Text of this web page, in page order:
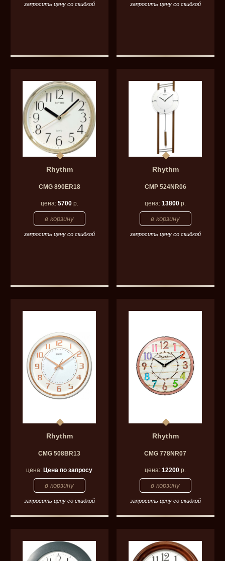
запросить цену со скидкой запросить цену со скидкой
Rhythm
CMG 890ER18
цена: 5700р.
запросить цену со скидкой
Rhythm
CMP 524NR06
цена:13800 р.
запросить цену со скидкой
Rhythm
CMG 508BR13
цена:Цена по запросу
запросить цену со скидкой
Rhythm
CMG 778NR07
цена:12200 р.
запросить цену со скидкой